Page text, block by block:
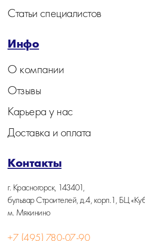
Статьи специалистов
Инфо
О компании
Отзывы
Карьера у нас
Доставка и оплата
Контакты
г. Красногорск, 143401,
бульвар Строителей, д.4, корп.1, БЦ
м. Мякинино
+7 (495) 780-07-90